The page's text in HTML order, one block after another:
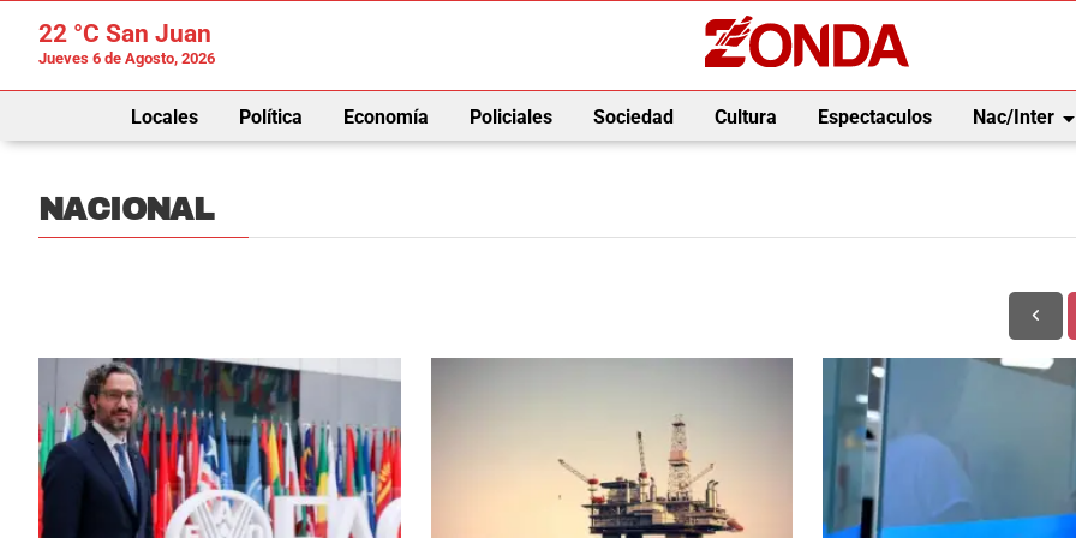
22 °C San Juan
Jueves 6 de Agosto, 2026
Locales Política Economía Policiales Sociedad Cultura Espectaculos Nac/Interarrow_drop_down
NACIONAL